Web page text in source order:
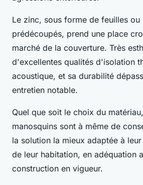
Le zinc, sous forme de feuilles ou
prédécoupés, prend une place
marché de la couverture. Très
d'excellentes qualités d'isolation
acoustique, et sa durabilité
entretien notable.
Quel que soit le choix du
manosquins sont à même de
la solution la mieux adaptée à
de leur habitation, en adéquation
construction en vigueur.